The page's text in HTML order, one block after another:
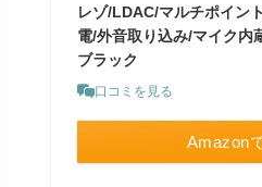
レゾ/LDAC/マルチポイン
電/外音取り込み/マイク内
ブラック
口コミを見る
Amazon